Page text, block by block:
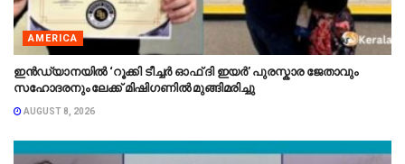
AMERICA
ഇൻഡ്യാനയിൽ ‘റൂക്കി ടീച്ചർ ഓഫ് ദി ഇയർ’ പുരസ്കാര ജേതാവും
സഹോദരനും ലേക്ക് മിഷിഗണിൽ മുങ്ങിമരിച്ചു
AUGUST 8, 2026